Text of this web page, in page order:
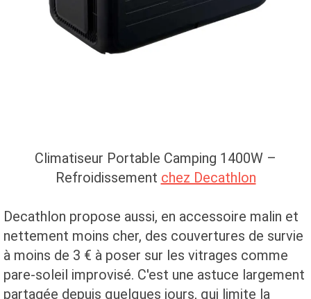
Climatiseur Portable Camping 1400W –
Refroidissement chez Decathlon
Decathlon propose aussi, en accessoire malin et
nettement moins cher, des couvertures de survie
à moins de 3 € à poser sur les vitrages comme
pare-soleil improvisé. C'est une astuce largement
partagée depuis quelques jours, qui limite la